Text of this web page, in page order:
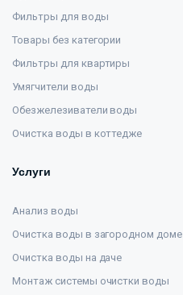
Фильтры для воды
Товары без категории
Фильтры для квартиры
Умягчители воды
Обезжелезиватели воды
Очистка воды в коттедже
Услуги
Анализ воды
Очистка воды в загородном доме
Очистка воды на даче
Монтаж системы очистки воды